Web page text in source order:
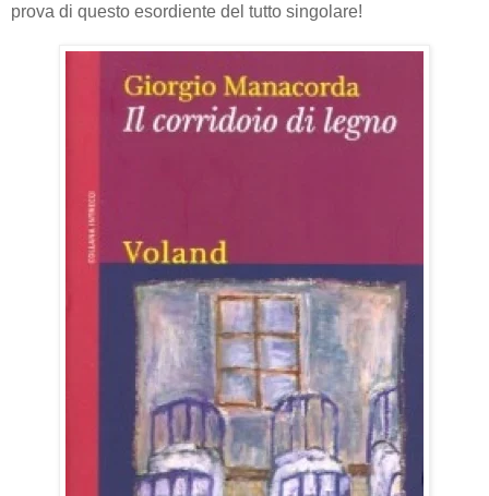
prova di questo esordiente del tutto singolare!